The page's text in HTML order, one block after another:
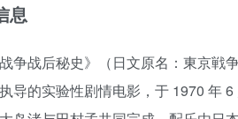
息
战争战后秘史》（日文原名：東京
导的实验性剧情电影，于 1970 年